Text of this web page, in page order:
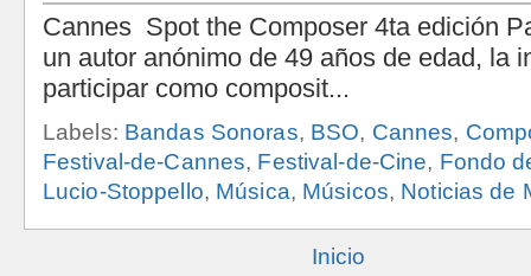
Labels: Bandas Sonoras, BSO, Cannes,
Festival-de-Cannes, Festival-de-Cine, Fondo
Lucio-Stoppello, Música, Músicos, Noticias de
Inicio